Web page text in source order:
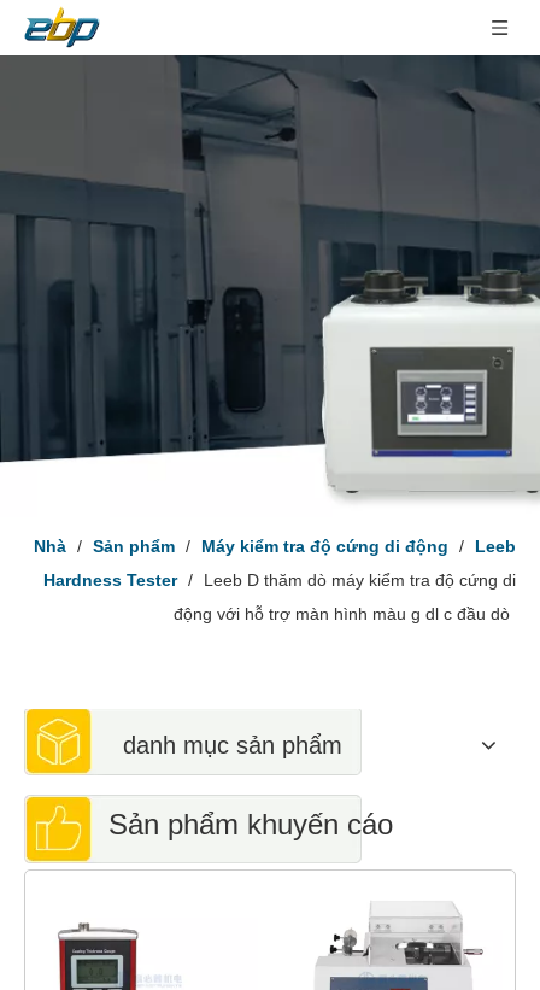
Nhà / Sản phẩm / Máy kiểm tra độ cứng di động /
Leeb
Hardness Tester /
Leeb D thăm dò máy kiểm tra độ cứng di
động với hỗ trợ màn hình màu g dl c đầu dò
danh mục sản phẩm
Sản phẩm khuyến cáo
Rockwell cho nhựa
150tp